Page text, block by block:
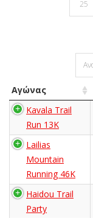
Αγώνας
Kavala Trail
Run 13K
Lailias
Mountain
Running 46K
Haidou Trail
Party